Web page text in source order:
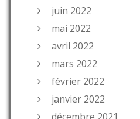
juin 2022
mai 2022
avril 2022
mars 2022
février 2022
janvier 2022